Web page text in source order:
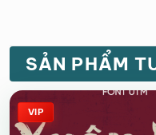
SẢN PHẨM
VIP